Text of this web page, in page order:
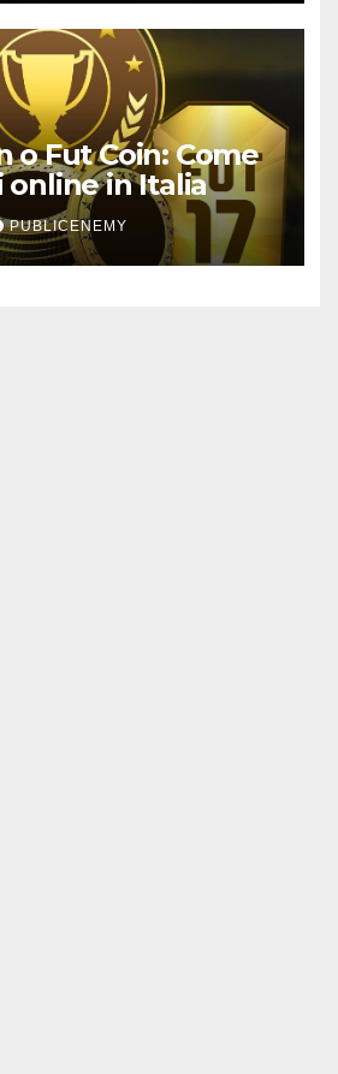
o Fut Coin: Come
online in Italia
PUBLICENEMY